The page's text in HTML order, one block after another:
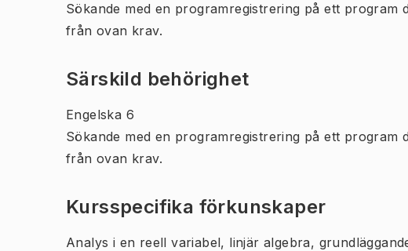
Sökande med en programregistrering på ett
från ovan krav.
Särskild behörighet
Engelska 6
Sökande med en programregistrering på ett
från ovan krav.
Kursspecifika förkunskaper
Analys i en reell variabel, linjär algebra,